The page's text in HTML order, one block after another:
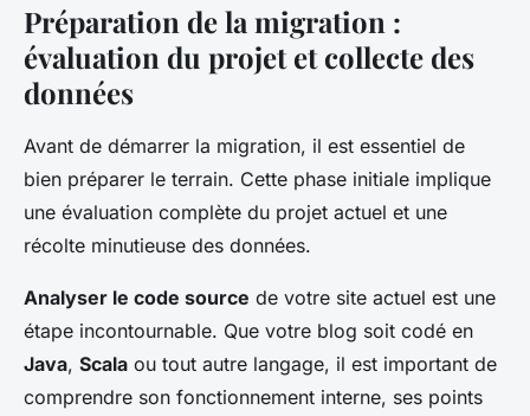
Préparation de la migration :
évaluation du projet et collecte des
données
Avant de démarrer la migration, il est essentiel de
bien préparer le terrain. Cette phase initiale implique
une évaluation complète du projet actuel et une
récolte minutieuse des données.
Analyser le code source de votre site actuel est une
étape incontournable. Que votre blog soit codé en
Java, Scala ou tout autre langage, il est important de
comprendre son fonctionnement interne, ses points